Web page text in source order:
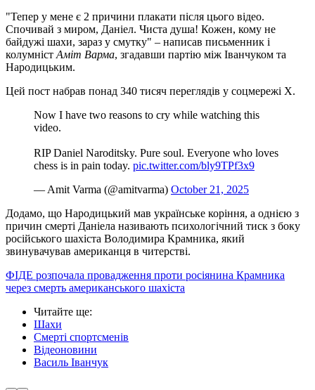
"Тепер у мене є 2 причини плакати після цього відео.
Спочивай з миром, Даніел. Чиста душа! Кожен, кому не
байдужі шахи, зараз у смутку" – написав письменник і
колумністАміт Варма, згадавши партію між Іванчуком та
Народицьким.
Цей пост набрав понад 340 тисяч переглядів у соцмережі X.
Now I have two reasons to cry while watching this
video.
RIP Daniel Naroditsky. Pure soul. Everyone who loves
chess is in pain today. pic.twitter.com/bly9TPf3x9
— Amit Varma (@amitvarma) October 21, 2025
Додамо, що Народицький мав українське коріння, а однією з
причин смерті Даніела називають психологічний тиск з боку
російського шахіста Володимира Крамника, який
звинувачував американця в читерстві.
ФІДЕ розпочала провадження проти росіянина Крамника
через смерть американського шахіста
Читайте ще:
Шахи
Смерті спортсменів
Відеоновини
Василь Іванчук